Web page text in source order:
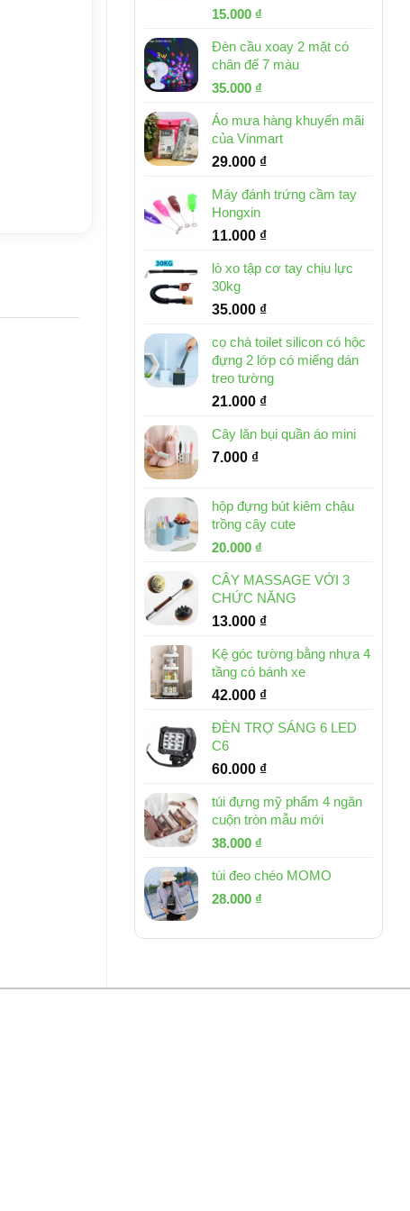
Giá
là:
32.000 ₫.
15.000 ₫
tại
là:
Đèn cầu xoay 2 mặt có
chân đế 7 màu
Giá
là:
46.000 ₫.
35.000 ₫
tại
là:
35.000 ₫.
Áo mưa hàng khuyến mãi
của Vinmart
29.000 ₫
Máy đánh trứng cầm tay
Hongxin
11.000 ₫
lò xo tập cơ tay chịu lực
30kg
35.000 ₫
cọ chà toilet silicon có hộc
đựng 2 lớp có miếng dán
treo tường
21.000 ₫
Cây lăn bụi quần áo mini
7.000 ₫
hộp đựng bút kiêm chậu
trồng cây cute
Giá
là:
30.000 ₫.
20.000 ₫
tại
là:
20.000 ₫.
CÂY MASSAGE VỚI 3
CHỨC NĂNG
13.000 ₫
Kệ góc tường bằng nhựa 4
tầng có bánh xe
42.000 ₫
ĐÈN TRỢ SÁNG 6 LED
C6
60.000 ₫
túi đựng mỹ phẩm 4 ngăn
cuộn tròn mẫu mới
Giá
là:
53.000 ₫.
38.000 ₫
tại
túi đeo chéo MOMO
Giá
là:
28.000 ₫
tại